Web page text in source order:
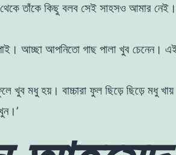
তাঁকে কিছু বলব সেই সাহসও আমার
আচ্ছা আপনিতাে গাছ পালা খুব চেনেন।
খুব মধু হয়। বাচ্চারা ফুল ছিড়ে ছিড়ে মধু